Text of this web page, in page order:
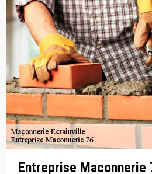
Entreprise Maconnerie